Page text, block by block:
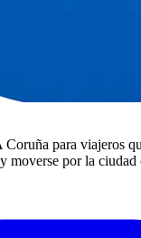
para viajeros
moverse por la